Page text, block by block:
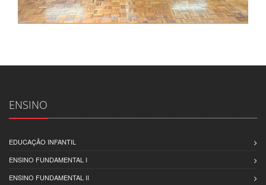
ENSINO
EDUCAÇÃO INFANTIL
ENSINO FUNDAMENTAL I
ENSINO FUNDAMENTAL II